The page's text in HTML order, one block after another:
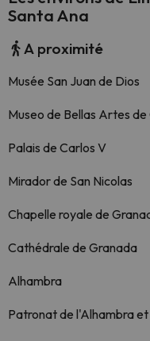
Santa Ana
A proximité
Musée San Juan de Dios
Museo de Bellas Artes
Palais de Carlos V
Mirador de San Nicolas
Chapelle royale de
Cathédrale de Granada
Alhambra
Patronat de l'Alhambra